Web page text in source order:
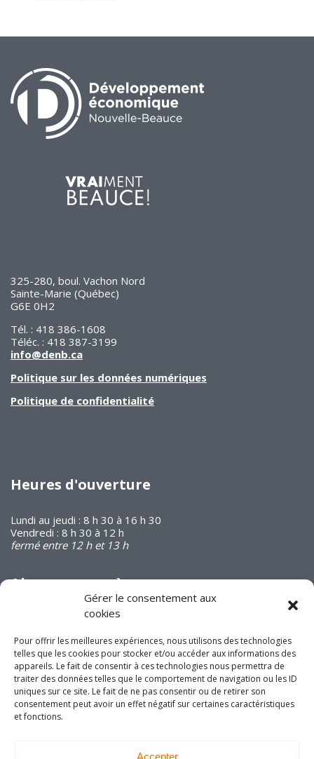
Gérer le consentement aux
cookies
Pour offrir les meilleures expériences, nous utilisons des technologies
telles que les cookies pour stocker et/ou accéder aux informations des
appareils. Le fait de consentir à ces technologies nous permettra de
traiter des données telles que le comportement de navigation ou les ID
uniques sur ce site. Le fait de ne pas consentir ou de retirer son
consentement peut avoir un effet négatif sur certaines caractéristiques
et fonctions.
Accepter
325-280, boul. Vachon Nord
Sainte-Marie (Québec)
G6E 0H2
Tél. : 418 386-1608
Téléc. : 418 387-3199
info@denb.ca
Politique sur les données numériques
Politique de confidentialité
Heures d'ouverture
Lundi au jeudi : 8 h 30 à 16 h 30
Vendredi : 8 h 30 à 12 h
fermé entre 12 h et 13 h
Abonnez-vous à
notre infolettre
Joignez-vous à nous
sur les réseaux
sociaux!